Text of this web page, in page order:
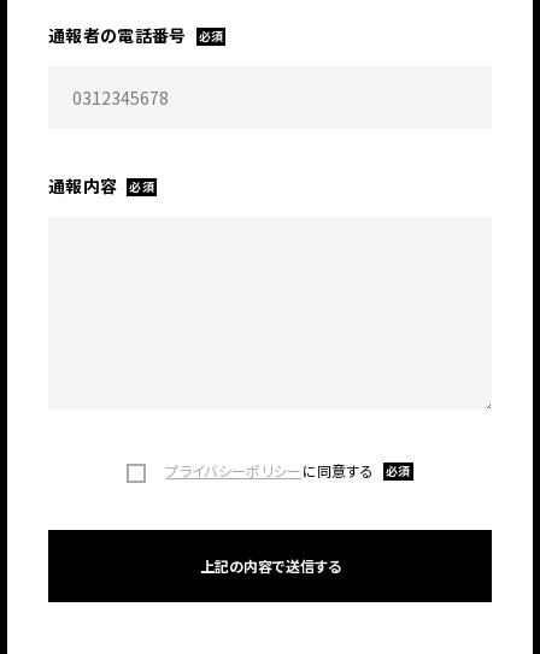
通報者の電話番号 必須
通報内容 必須
プライバシーポリシーに同意する 必須
上記の内容で送信する